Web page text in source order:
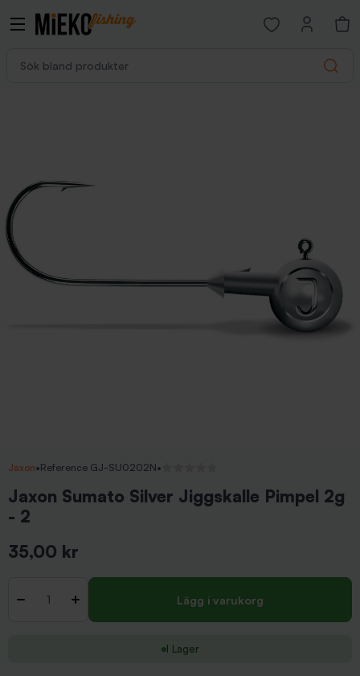
Search
Open favorites
Jaxon•Reference GJ-SU0202N•
Jaxon Sumato Silver Jiggskalle Pimpel 2g
- 2
35,00 kr
- + Lägg i varukorg
I Lager